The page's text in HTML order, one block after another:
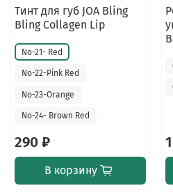
Тинт для губ JOA Bling
Bling Collagen Lip
No-21- Red
No-22-Pink Red
No-23-Orange
No-24- Brown Red
290 ₽
В корзину